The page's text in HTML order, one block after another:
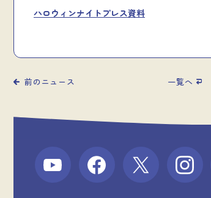
ハロウィンナイトプレス資料
前のニュース 一覧へ